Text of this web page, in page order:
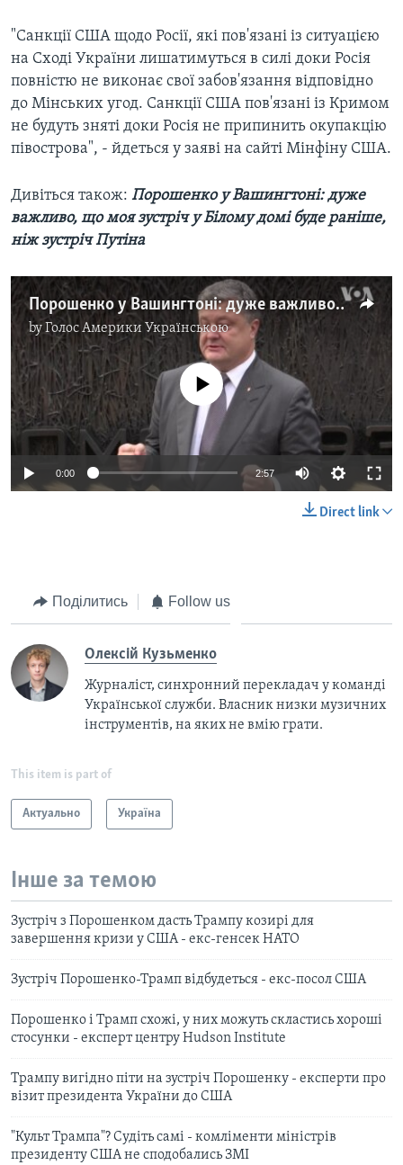
"Санкції США щодо Росії, які пов'язані із ситуацією
на Сході України лишатимуться в силі доки Росія
повністю не виконає свої забов'язання відповідно
до Мінських угод. Санкції США пов'язані із Кримом
не будуть зняті доки Росія не припинить окупакцію
півострова", - йдеться у заяві на сайті Мінфіну США.
Дивіться також: Порошенко у Вашингтоні: дуже
важливо, що моя зустріч у Білому домі буде раніше,
ніж зустріч Путіна
Порошенко у Вашингтоні: дуже важливо, що моя зустріч у Білому домі буде раніше, ніж зустріч Путіна. Відео
byГолос Америки Українською
No media source currently available
0:00 2:57
Direct link
Поділитись Follow us
Олексій Кузьменко
Журналіст, синхронний перекладач у команді
Української служби. Власник низки музичних
інструментів, на яких не вмію грати.
This item is part of
Актуально Україна
Інше за темою
Зустріч з Порошенком дасть Трампу козирі для
завершення кризи у США - екс-генсек НАТО
Зустріч Порошенко-Трамп відбудеться - екс-посол США
Порошенко і Трамп схожі, у них можуть скластись хороші
стосунки - експерт центру Hudson Institute
Трампу вигідно піти на зустріч Порошенку - експерти про
візит президента України до США
"Культ Трампа"? Судіть самі - комліменти міністрів
президенту США не сподобались ЗМІ